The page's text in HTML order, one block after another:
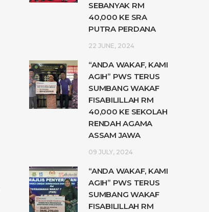
SEBANYAK RM
40,000 KE SRA
PUTRA PERDANA
22 JUNE, 2024
“ANDA WAKAF, KAMI
AGIH” PWS TERUS
SUMBANG WAKAF
FISABILILLAH RM
40,000 KE SEKOLAH
RENDAH AGAMA
ASSAM JAWA
09 JULY, 2024
“ANDA WAKAF, KAMI
AGIH” PWS TERUS
SUMBANG WAKAF
FISABILILLAH RM